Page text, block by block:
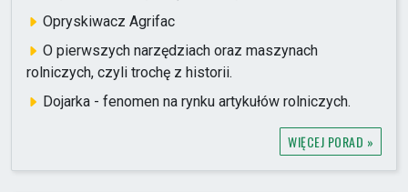
Opryskiwacz Agrifac
O pierwszych narzędziach oraz maszynach
rolniczych, czyli trochę z historii.
Dojarka - fenomen na rynku artykułów rolniczych.
WIĘCEJ PORAD »